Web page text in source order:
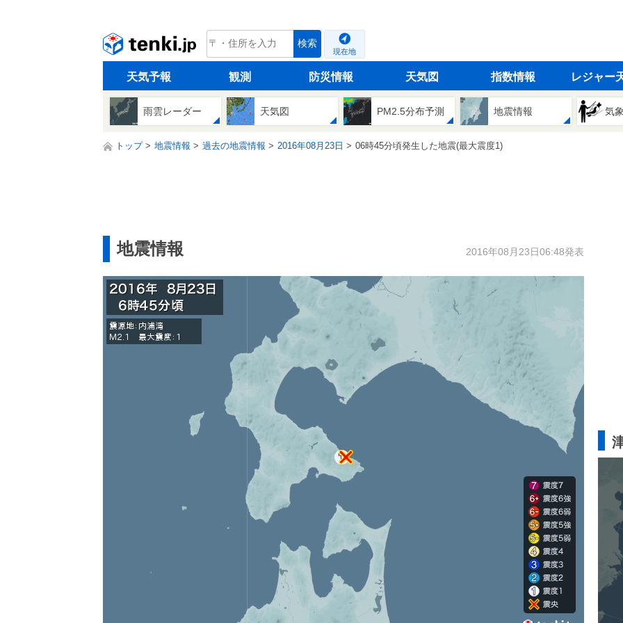
tenki.jp 検索
現在地
天気予報 観測 防災情報 天気図 指数情報 レジャー
雨雲レーダー 天気図 PM2.5分布予測 地震情報 気
トップ 地震情報 過去の地震情報 2016年08月23日 06時45分頃発生した地震(最大震度1)
地震情報 2016年08月23日06:48発表